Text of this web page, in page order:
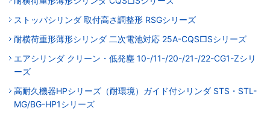
ストッパシリンダ 取付高さ調整形 RSGシリーズ
耐横荷重形薄形シリンダ 二次電池対応 25A-CQS□Sシリーズ
エアシリンダ クリーン・低発塵 10-/11-/20-/21-/22-CG1-Zシリ
ーズ
高耐久機器HPシリーズ（耐環境）ガイド付シリンダ STS・STL-
MG/BG-HP1シリーズ